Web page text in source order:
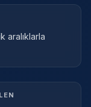
aralıklarla